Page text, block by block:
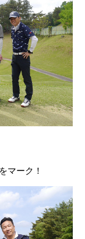
マーク！